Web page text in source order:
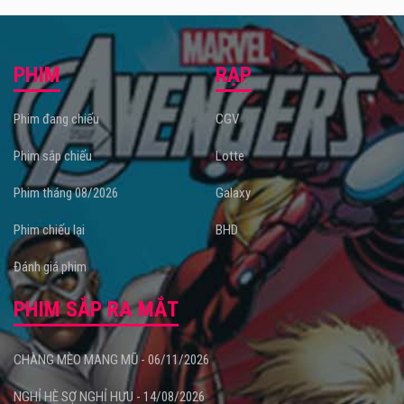
PHIM
Phim đang chiếu
Phim sắp chiếu
Phim tháng 08/2026
Phim chiếu lại
Đánh giá phim
RẠP
CGV
Lotte
Galaxy
BHD
PHIM SẮP RA MẮT
CHÀNG MÈO MANG MŨ - 06/11/2026
NGHỈ HÈ SỢ NGHỈ HƯU - 14/08/2026